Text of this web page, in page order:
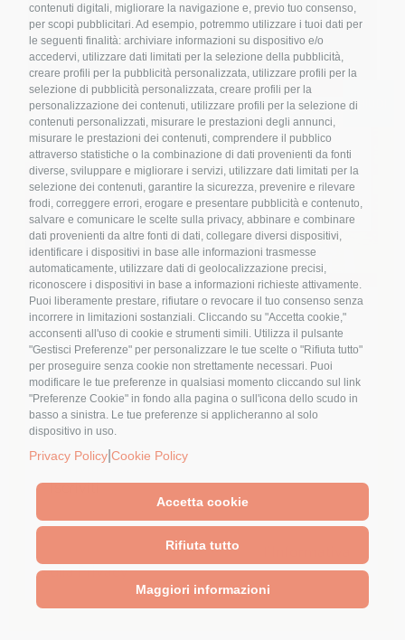
contenuti digitali, migliorare la navigazione e, previo tuo consenso,
per scopi pubblicitari. Ad esempio, potremmo utilizzare i tuoi dati per
le seguenti finalità: archiviare informazioni su dispositivo e/o
accedervi, utilizzare dati limitati per la selezione della pubblicità,
creare profili per la pubblicità personalizzata, utilizzare profili per la
selezione di pubblicità personalizzata, creare profili per la
personalizzazione dei contenuti, utilizzare profili per la selezione di
contenuti personalizzati, misurare le prestazioni degli annunci,
misurare le prestazioni dei contenuti, comprendere il pubblico
attraverso statistiche o la combinazione di dati provenienti da fonti
diverse, sviluppare e migliorare i servizi, utilizzare dati limitati per la
selezione dei contenuti, garantire la sicurezza, prevenire e rilevare
frodi, correggere errori, erogare e presentare pubblicità e contenuto,
salvare e comunicare le scelte sulla privacy, abbinare e combinare
dati provenienti da altre fonti di dati, collegare diversi dispositivi,
identificare i dispositivi in base alle informazioni trasmesse
automaticamente, utilizzare dati di geolocalizzazione precisi,
riconoscere i dispositivi in base a informazioni richieste attivamente.
Puoi liberamente prestare, rifiutare o revocare il tuo consenso senza
incorrere in limitazioni sostanziali. Cliccando su "Accetta cookie,"
acconsenti all'uso di cookie e strumenti simili. Utilizza il pulsante
"Gestisci Preferenze" per personalizzare le tue scelte o "Rifiuta tutto"
per proseguire senza cookie non strettamente necessari. Puoi
modificare le tue preferenze in qualsiasi momento cliccando sul link
"Preferenze Cookie" in fondo alla pagina o sull'icona dello scudo in
basso a sinistra. Le tue preferenze si applicheranno al solo
dispositivo in uso.
Privacy Policy Cookie Policy
Accetta cookie
Rifiuta tutto
Maggiori informazioni
Generazioni Alpha e Beta: ecco gli
alimenti funzionali
Generazioni Alpha e
Beta: ecco gli
alimenti funzionali
ByElena Alquati
in pillole | Tags:#alimentifunzionali;
#prodottiprogettati;
Gli alimenti funzionali sono prodotti
alimentari arricchiti con ingredienti che
Nome *
Email*
Cliccando sul tasto "Iscriviti" dichiari di
accettare, aver letto e compreso
sulla Privacy